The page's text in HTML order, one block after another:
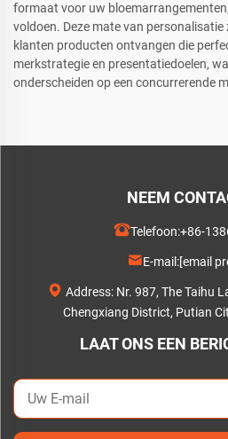
formaat voor uw
voldoen. Deze mate van
klanten producten ontvangen die
merkstrategie en presentatiedoelen,
onderscheiden op een concurrerende
NEEM
Telefoon:+86-
E-mail:[email
Address: Nr. 987, The Taihu
Chengxiang District, Putian
LAAT ONS EEN